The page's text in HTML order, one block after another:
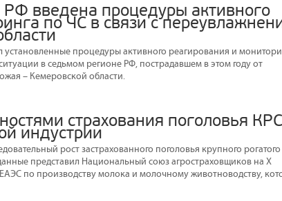
введена процедуры активного
по ЧС в связи с
процедуры активного реагирования и
в седьмом регионе РФ, пострадавшем в этом году от
– Кемеровской области.
страхования поголовья КРС
индустрии
рост застрахованного поголовья крупного рогатого
представил Национальный союз агростраховщиков на X
по производству молока и молочному животноводству,